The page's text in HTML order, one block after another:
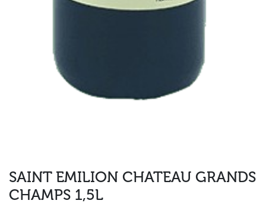
SAINT EMILION CHATEAU GRANDS
CHAMPS 1,5L